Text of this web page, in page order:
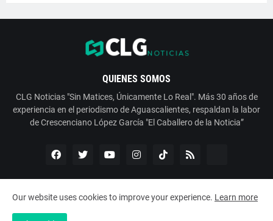
QUIENES SOMOS
CLG Noticias "Sin Matices, Únicamente Lo Real". Más 30 años de
experiencia en el periodismo de Aguascalientes, respaldan la labor
de Crescenciano López García "El Caballero de la Noticia”
ESNoticia con Crescenciano López García
Our website uses cookies to improve your experience. Learn more